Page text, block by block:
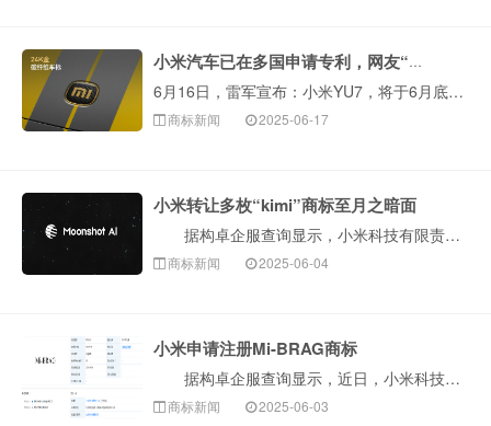
小米汽车已在多国申请专利，网友“不建议出海”
6月16日，雷军宣布：小米YU7，将于6月底发布。小米YU7定位为“豪华高性能SUV”，是小米的第二款新车。目前，小米第一款车···
商标新闻 2025-06-17
小米转让多枚“kimi”商标至月之暗面
据构卓企服查询显示，小米科技有限责任公司近日将多枚“kimi”商标转让至北京月之暗面科技有限公司。 据悉，此次转让商标国际分类包括通讯服务、广告···
商标新闻 2025-06-04
小米申请注册Mi-BRAG商标
据构卓企服查询显示，近日，小米科技有限责任公司申请注册两枚“Mi-BRAG”商标，国际分类为科学仪器、网站服务，当前商标状态均为等待实质审查。 ···
商标新闻 2025-06-03